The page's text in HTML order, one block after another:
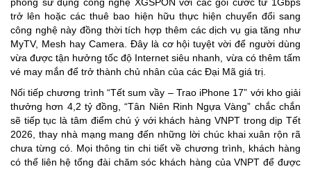
phong sử dụng công nghệ XGSPON với các gói cước từ 1Gbps
trở lên hoặc các thuê bao hiện hữu thực hiện chuyển đổi sang
công nghệ này đồng thời tích hợp thêm các dịch vụ gia tăng như
MyTV, Mesh hay Camera. Đây là cơ hội tuyệt vời để người dùng
vừa được tận hưởng tốc độ Internet siêu nhanh, vừa có thêm tấm
vé may mắn để trở thành chủ nhân của các Đại Mã giá trị.
Nối tiếp chương trình “Tết sum vầy – Trao iPhone 17” với kho giải
thưởng hơn 4,2 tỷ đồng, “Tân Niên Rinh Ngựa Vàng” chắc chắn
sẽ tiếp tục là tâm điểm chú ý với khách hàng VNPT trong dịp Tết
2026, thay nhà mạng mang đến những lời chúc khai xuân rộn rã
chưa từng có. Mọi thông tin chi tiết về chương trình, khách hàng
có thể liên hệ tổng đài chăm sóc khách hàng của VNPT để được